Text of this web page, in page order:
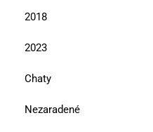
2018
2023
Chaty
Nezaradené